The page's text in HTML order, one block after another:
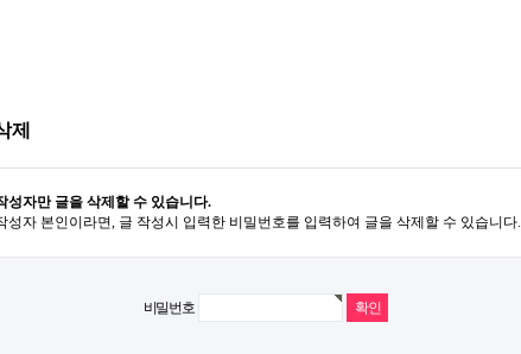
제
성자만 글을 삭제할 수 있습니다.
성자 본인이라면, 글 작성시 입력한 비밀번호를 입력하여 글을 삭제할 수 있습니다.
비밀번호